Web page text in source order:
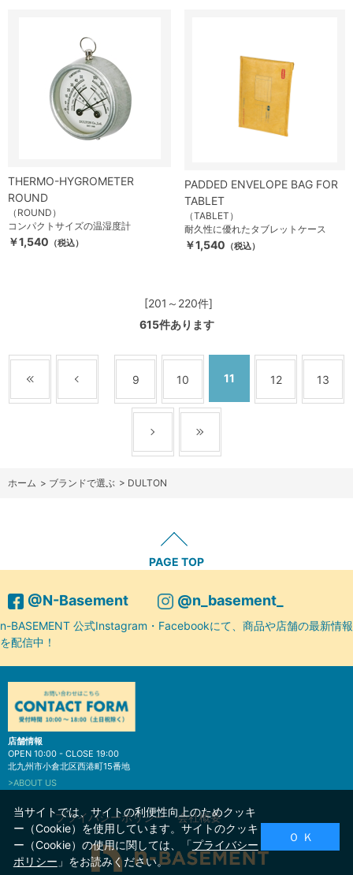
THERMO-HYGROMETER
ROUND
（ROUND）
コンパクトサイズの温湿度計
￥1,540 （税込）
PADDED ENVELOPE BAG FOR
TABLET
（TABLET）
耐久性に優れたタブレットケース
￥1,540 （税込）
[201～220件]
615件あります
9 10 11 12 13
ホーム > ブランドで選ぶ > DULTON
PAGE TOP
@N-Basement @n_basement_
n-BASEMENT 公式Instagram・Facebookにて、商品や店舗の最新情報
を配信中！
店舗情報
OPEN 10:00 - CLOSE 19:00
北九州市小倉北区西港町15番地
>ABOUT US
プライバシーポリシー 会社概要
当サイトでは、サイトの利便性向上のためクッキ
ー（Cookie）を使用しています。サイトのクッキ
ー（Cookie）の使用に関しては、「プライバシー
ポリシー 」をお読みください。
Ｏ Ｋ